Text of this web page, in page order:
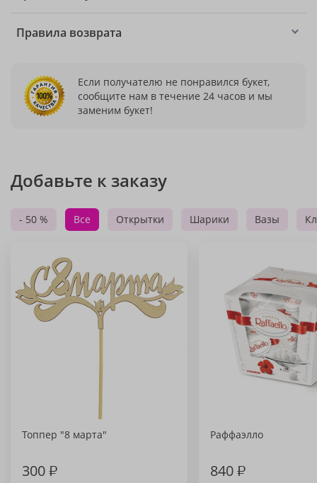
Правила возврата
Если получателю не понравился букет,
сообщите нам в течение 24 часов и мы
заменим букет!
Добавьте к заказу
- 50 % Все Открытки Шарики Вазы
Топпер "8 марта"
300₽
Раффаэлло
840₽